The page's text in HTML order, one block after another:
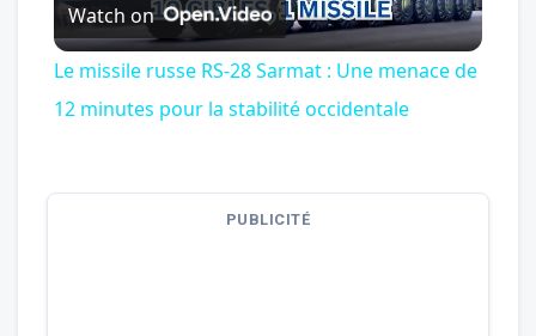
Video
Watch on
Le missile russe RS-28 Sarmat : Une menace de
12 minutes pour la stabilité occidentale
PUBLICITÉ